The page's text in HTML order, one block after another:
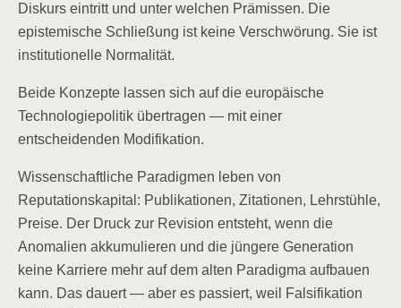
Diskurs eintritt und unter welchen Prämissen. Die
epistemische Schließung ist keine Verschwörung. Sie ist
institutionelle Normalität.
Beide Konzepte lassen sich auf die europäische
Technologiepolitik übertragen — mit einer
entscheidenden Modifikation.
Wissenschaftliche Paradigmen leben von
Reputationskapital: Publikationen, Zitationen, Lehrstühle,
Preise. Der Druck zur Revision entsteht, wenn die
Anomalien akkumulieren und die jüngere Generation
keine Karriere mehr auf dem alten Paradigma aufbauen
kann. Das dauert — aber es passiert, weil Falsifikation